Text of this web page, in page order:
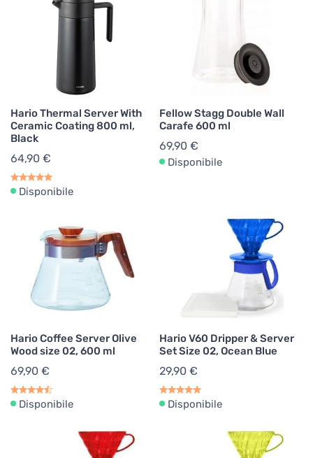
Hario Thermal Server With
Ceramic Coating 800 ml,
Black
64,90 €
Disponibile
Fellow Stagg Double Wall
Carafe 600 ml
69,90 €
Disponibile
Hario Coffee Server Olive
Wood size 02, 600 ml
69,90 €
Disponibile
Hario V60 Dripper & Server
Set Size 02, Ocean Blue
29,90 €
Disponibile